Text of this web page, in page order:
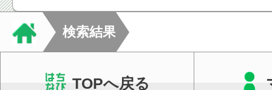
検索結果
TOPへ戻る